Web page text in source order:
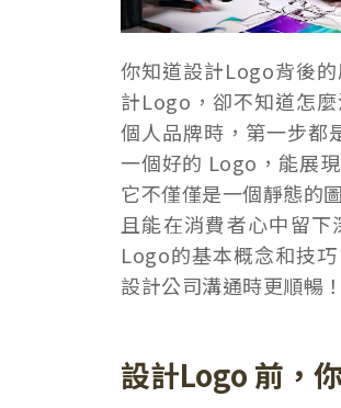
你知道設計Logo背後
計Logo，卻不知道怎
個人品牌時，第一步都
一個好的 Logo，能展
它不僅僅是一個靜態的
且能在消費者心中留
Logo的基本概念和技
設計公司溝通時更順暢！
設計Logo 前，